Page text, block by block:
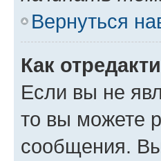
Вернуться
Как
Если вы не
то вы можете
сообщения.